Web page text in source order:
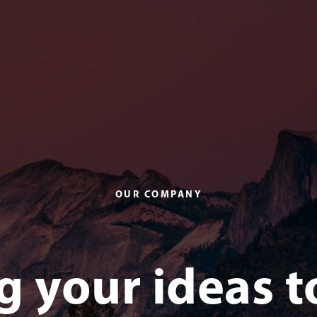
OUR COMPANY
your ideas